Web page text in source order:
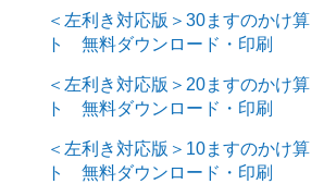
＜左利き対応版＞30ますのかけ
ト 無料ダウンロード・印刷
＜左利き対応版＞20ますのかけ
ト 無料ダウンロード・印刷
＜左利き対応版＞10ますのかけ
ト 無料ダウンロード・印刷